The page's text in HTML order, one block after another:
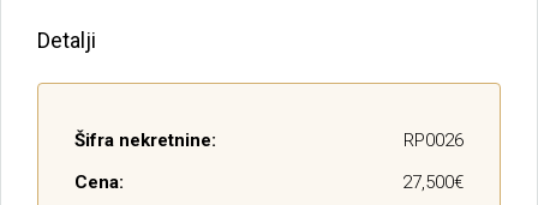
Detalji
Šifra nekretnine:
RP0026
Cena:
27,500€